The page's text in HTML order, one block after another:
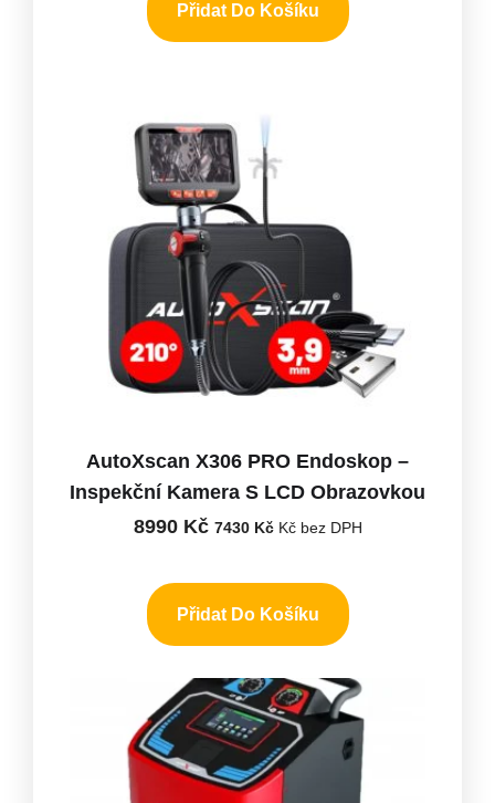
Přidat Do Košíku
AutoXscan X306 PRO Endoskop –
Inspekční Kamera S LCD Obrazovkou
8990 Kč 7430 KčKč bez DPH
Přidat Do Košíku